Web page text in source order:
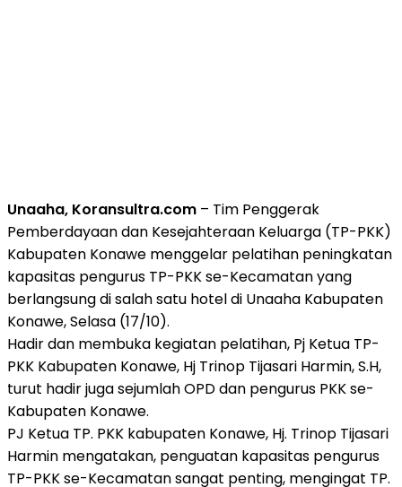
Unaaha, Koransultra.com – Tim Penggerak
Pemberdayaan dan Kesejahteraan Keluarga (TP-PKK)
Kabupaten Konawe menggelar pelatihan peningkatan
kapasitas pengurus TP-PKK se-Kecamatan yang
berlangsung di salah satu hotel di Unaaha Kabupaten
Konawe, Selasa (17/10).
Hadir dan membuka kegiatan pelatihan, Pj Ketua TP-
PKK Kabupaten Konawe, Hj Trinop Tijasari Harmin, S.H,
turut hadir juga sejumlah OPD dan pengurus PKK se-
Kabupaten Konawe.
PJ Ketua TP. PKK kabupaten Konawe, Hj. Trinop Tijasari
Harmin mengatakan, penguatan kapasitas pengurus
TP-PKK se-Kecamatan sangat penting, mengingat TP.